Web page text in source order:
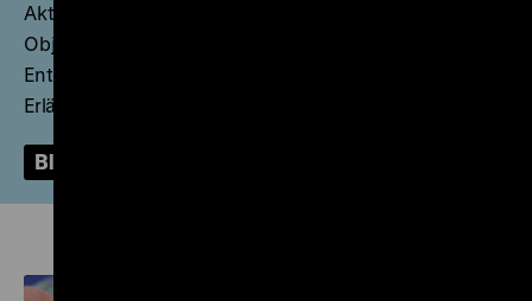
Aktuell sind annähernd 785.000 von ca. 1.000.000
Objekten in den Sammlungen digital erfasst.
Entdecken Sie davon ausgewählte Objekte mit kurzen
Erläuterungen bei einem Blick in die Sammlungen.
Blick in die Sammlung